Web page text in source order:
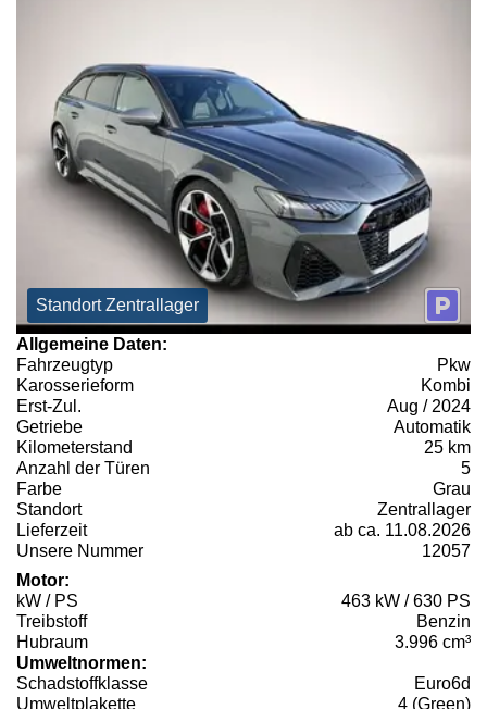
Standort Zentrallager
Allgemeine Daten:
Fahrzeugtyp
Pkw
Karosserieform
Kombi
Erst-Zul.
Aug / 2024
Getriebe
Automatik
Kilometerstand
25 km
Anzahl der Türen
5
Farbe
Grau
Standort
Zentrallager
Lieferzeit
ab ca. 11.08.2026
Unsere Nummer
12057
Motor:
kW / PS
463 kW / 630 PS
Treibstoff
Benzin
Hubraum
3.996 cm³
Umweltnormen:
Schadstoffklasse
Euro6d
Umweltplakette
4 (Green)